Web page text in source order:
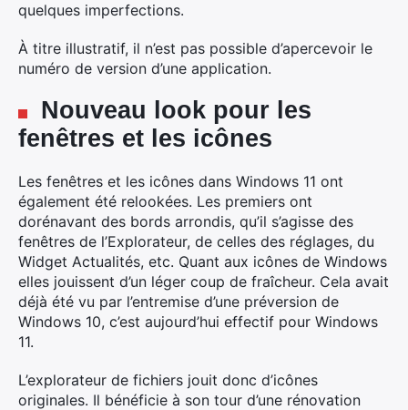
quelques imperfections.
À titre illustratif, il n’est pas possible d’apercevoir le
numéro de version d’une application.
Nouveau look pour les
fenêtres et les icônes
Les fenêtres et les icônes dans Windows 11 ont
également été relookées. Les premiers ont
dorénavant des bords arrondis, qu’il s’agisse des
fenêtres de l’Explorateur, de celles des réglages, du
Widget Actualités, etc. Quant aux icônes de Windows
elles jouissent d’un léger coup de fraîcheur. Cela avait
déjà été vu par l’entremise d’une préversion de
Windows 10, c’est aujourd’hui effectif pour Windows
11.
L’explorateur de fichiers jouit donc d’icônes
originales. Il bénéficie à son tour d’une rénovation